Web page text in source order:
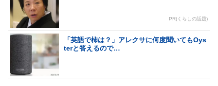
PR(くらしの話題)
「英語で柿は？」アレクサに何度聞いてもOys
terと答えるので…